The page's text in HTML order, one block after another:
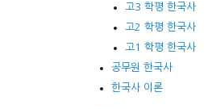
고3 학평 한국사
고2 학평 한국사
고1 학평 한국사
공무원 한국사
한국사 이론